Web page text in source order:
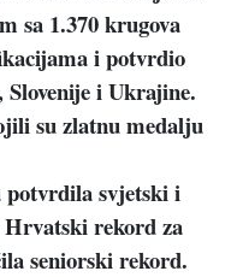
sa 1.370 krugova
i potvrdio
i Ukrajine.
su zlatnu medalju
svjetski i
Hrvatski rekord za
seniorski rekord.